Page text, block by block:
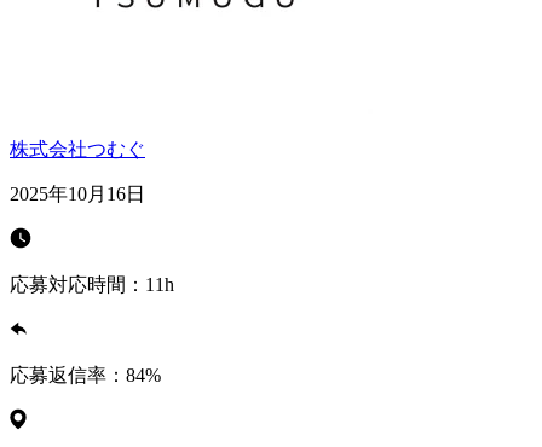
株式会社つむぐ
2025年10月16日
応募対応時間： 11h
応募返信率： 84%